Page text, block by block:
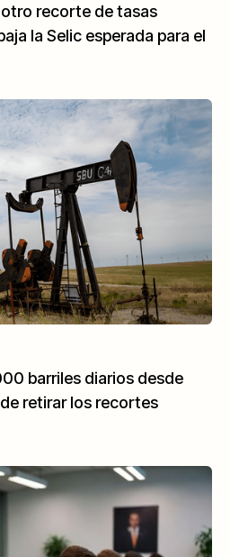
otro recorte de tasas
la Selic esperada para el
barriles diarios desde
retirar los recortes